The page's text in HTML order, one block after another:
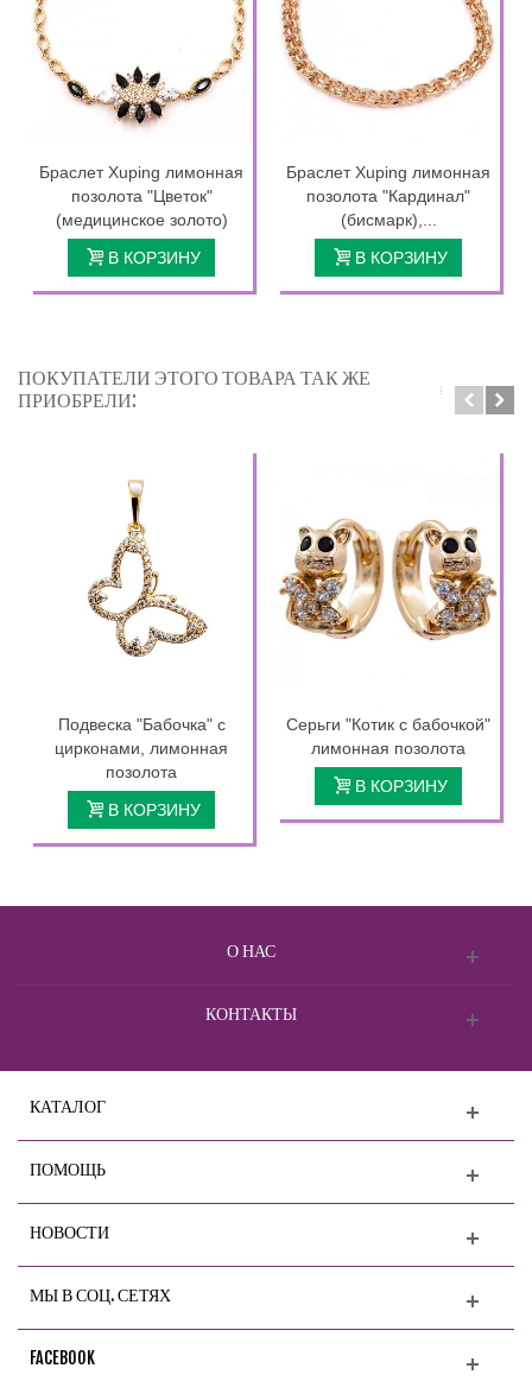
Браслет Xuping лимонная
позолота "Цветок"
(медицинское золото)
В КОРЗИНУ
Браслет Xuping лимонная
позолота "Кардинал"
(бисмарк),...
В КОРЗИНУ
ПОКУПАТЕЛИ ЭТОГО ТОВАРА ТАК ЖЕ
ПРИОБРЕЛИ:
Подвеска "Бабочка" с
цирконами, лимонная
позолота
В КОРЗИНУ
Серьги "Котик с бабочкой"
лимонная позолота
В КОРЗИНУ
О НАС
КОНТАКТЫ
КАТАЛОГ
ПОМОЩЬ
НОВОСТИ
МЫ В СОЦ. СЕТЯХ
FACEBOOK